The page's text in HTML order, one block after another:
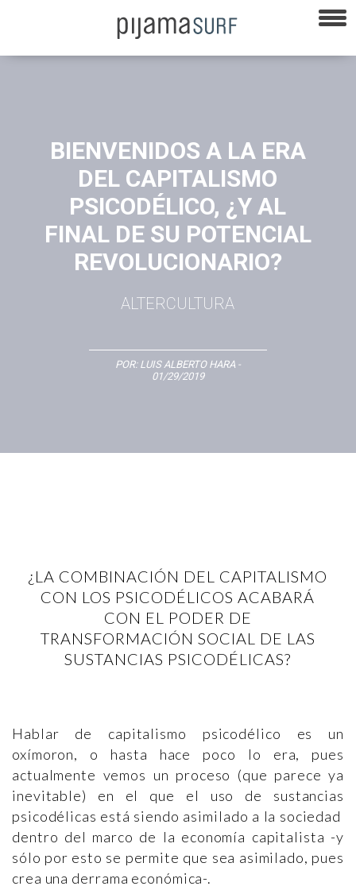
BIENVENIDOS A LA ERA
DEL CAPITALISMO
PSICODÉLICO, ¿Y AL
FINAL DE SU POTENCIAL
REVOLUCIONARIO?
ALTERCULTURA
POR: LUIS ALBERTO HARA-
01/29/2019
¿LA COMBINACIÓN DEL CAPITALISMO
CON LOS PSICODÉLICOS ACABARÁ
CON EL PODER DE
TRANSFORMACIÓN SOCIAL DE LAS
SUSTANCIAS PSICODÉLICAS?
Hablar de capitalismo psicodélico es un
oxímoron, o hasta hace poco lo era, pues
actualmente vemos un proceso (que parece ya
inevitable) en el que el uso de sustancias
psicodélicas está siendo asimilado a la sociedad
dentro del marco de la economía capitalista -y
sólo por esto se permite que sea asimilado, pues
crea una derrama económica-.